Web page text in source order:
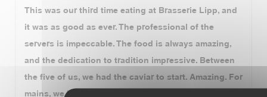
This was our third time eating at Brasserie Lipp, and
it was as good as ever. The professional of the
servers is impeccable. The food is always amazing,
and the dedication to tradition impressive. Between
the five of us, we had the caviar to start. Amazing. For
mains, we had the steak, chicken, sea bass, and